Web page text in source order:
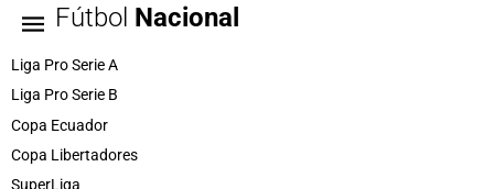
Fútbol Nacional
Liga Pro Serie A
Liga Pro Serie B
Copa Ecuador
Copa Libertadores
SuperLiga